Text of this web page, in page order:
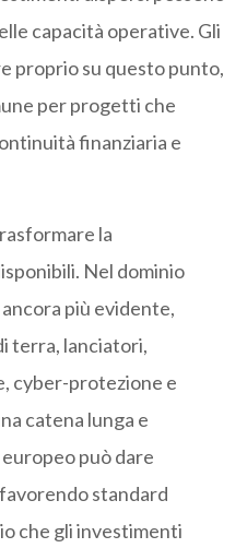
capacità operative. Gli
proprio su questo punto,
per progetti che
finanziaria e
la
Nel dominio
più evidente,
terra, lanciatori,
cyber-protezione e
catena lunga e
può dare
standard
che gli investimenti